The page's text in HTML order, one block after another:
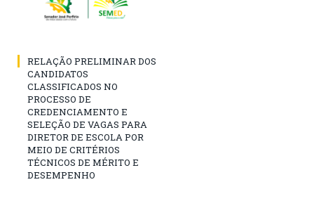
RELAÇÃO PRELIMINAR DOS
CANDIDATOS
CLASSIFICADOS NO
PROCESSO DE
CREDENCIAMENTO E
SELEÇÃO DE VAGAS PARA
DIRETOR DE ESCOLA POR
MEIO DE CRITÉRIOS
TÉCNICOS DE MÉRITO E
DESEMPENHO